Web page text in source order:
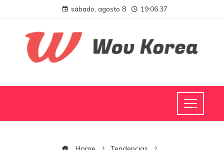
sábado, agosto 8 19:06:38